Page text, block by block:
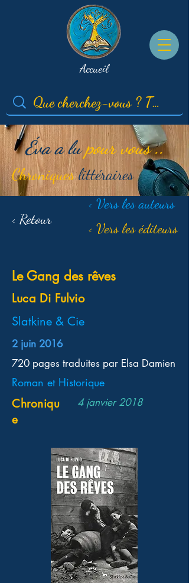
Accueil
Éva a lupour vous ..
Chroniqueslittéraires
< Retour
< Vers les auteurs
< Vers les éditeurs
Le Gang des rêves
Luca Di Fulvio
Slatkine & Cie
2 juin 2016
720 pages traduites par Elsa Damien
Roman et Historique
Chroniqu
e
4 janvier 2018